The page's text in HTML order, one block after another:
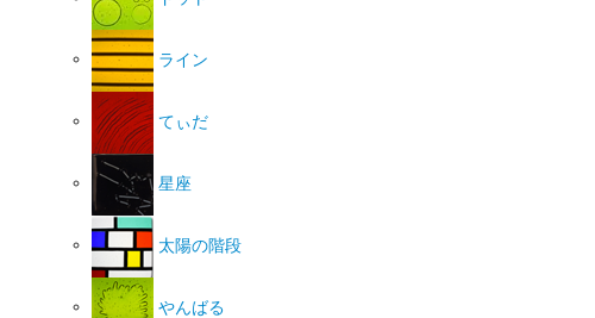
ライン
てぃだ
星座
太陽の階段
やんばる